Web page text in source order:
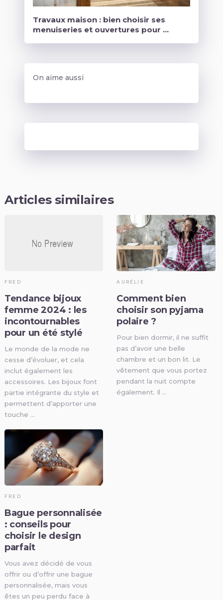
Travaux maison : bien choisir ses
menuiseries et ouvertures pour …
On aime aussi
Articles similaires
FRED
Tendance bijoux
femme 2024 : les
incontournables
pour un été stylé
Le monde de la mode ne
cesse d’évoluer, et cela
inclut également les
accessoires. Les bijoux font
partie intégrante du style et
permettent d’apporter une
touche …
AURÉLIE
Comment bien
choisir son pyjama
polaire ?
Pour bien dormir, il ne suffit
pas d’avoir une belle
chambre et un bon lit. Le
vêtement que vous portez
pendant la nuit compte
également. Il …
FRED
Bague personnalisée
: conseils pour
choisir le design
parfait
Vous avez décidé de vous
offrir ou d’offrir une bague
personnalisée, mais vous
êtes un peu perdu face à